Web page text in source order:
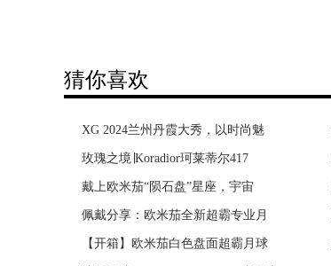
猜你喜欢
XG 2024兰州丹霞大秀，以时尚魅
玫瑰之境∣Koradior珂莱蒂尔417
戴上欧米茄“陨石盘”星座，宇宙
佩戴分享：欧米茄全新超霸专业月
【开箱】欧米茄白色盘面超霸月球
vivo官宣刘昊然代言vivo S6，网
刘昊然新代言vivo S6官宣，这波
实力开挂的刘昊然屡再获品牌青睐
社交新零售如何成为下一个经济风
货真价实，才能赢得街坊们的喜爱